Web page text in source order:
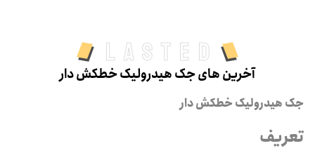
Lasted
آخرین های جک هیدرولیک خطکش دار
جک هیدرولیک خطکش دار
تعریف